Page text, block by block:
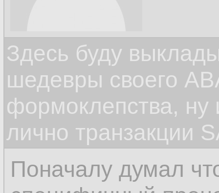
Здесь буду
шедевры своего
формоклепства,
лично транзакции
Поначалу думал